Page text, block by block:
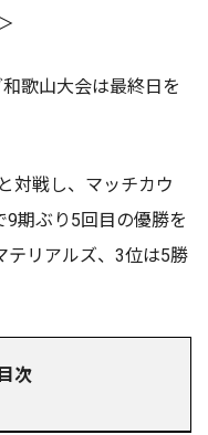
歌山大会は最終日を
対戦し、マッチカウ
期ぶり5回目の優勝を
テリアルズ、3位は5勝
次